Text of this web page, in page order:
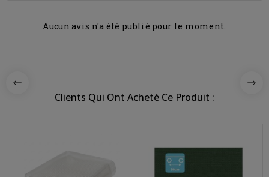
Aucun avis n'a été publié pour le moment.
Clients Qui Ont Acheté Ce Produit :